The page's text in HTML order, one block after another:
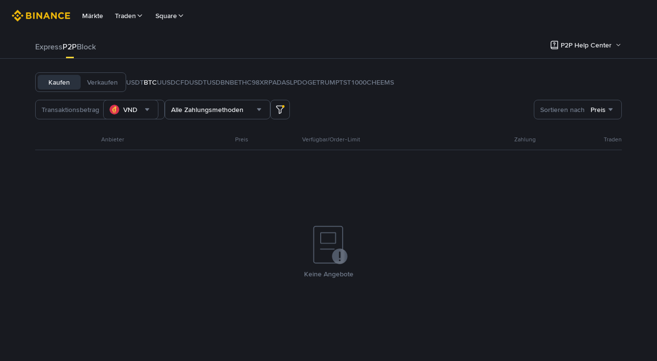
Märkte Traden Square
ExpressP2PBlock P2P Help Center
Kaufen Verkaufen USDTBTCUUSDCFDUSDTUSDBNBETHC98XRPADASLPDOGETRUMPTST1000CHEEMS
VND Alle Zahlungsmethoden Sortieren nach Preis
Anbieter Preis Verfügbar/Order-Limit Zahlung Traden
Keine Angebote